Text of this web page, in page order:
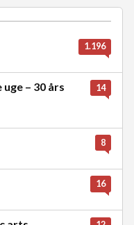
1.196
– 30 års
14
8
16